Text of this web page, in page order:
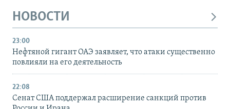
НОВОСТИ
23:00
Нефтяной гигант ОАЭ заявляет, что атаки существенно
повлияли на его деятельность
22:08
Сенат США поддержал расширение санкций против